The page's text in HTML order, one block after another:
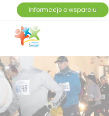
Informacje o wsparciu